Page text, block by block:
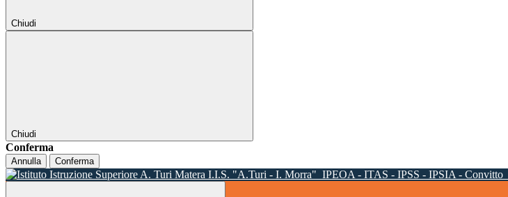
Chiudi
Chiudi
Conferma
Annulla Conferma
I.I.S. "A.Turi - I. Morra" IPEOA - ITAS - IPSS - IPSIA - Convitto